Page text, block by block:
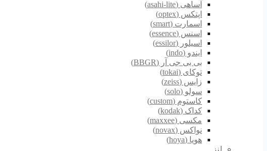
آساهی (asahi-lite)
اپتکس (optex)
اسمارت (smart)
اسنس (essence)
اسیلور (essilor)
ایندو (indo)
بی بی جی آر (BBGR)
توکای (tokai)
زایس (zeiss)
سولو (solo)
کاستوم (custom)
کداک (kodak)
مکسی (maxxee)
نواکس (novax)
هویا (hoya)
لنز